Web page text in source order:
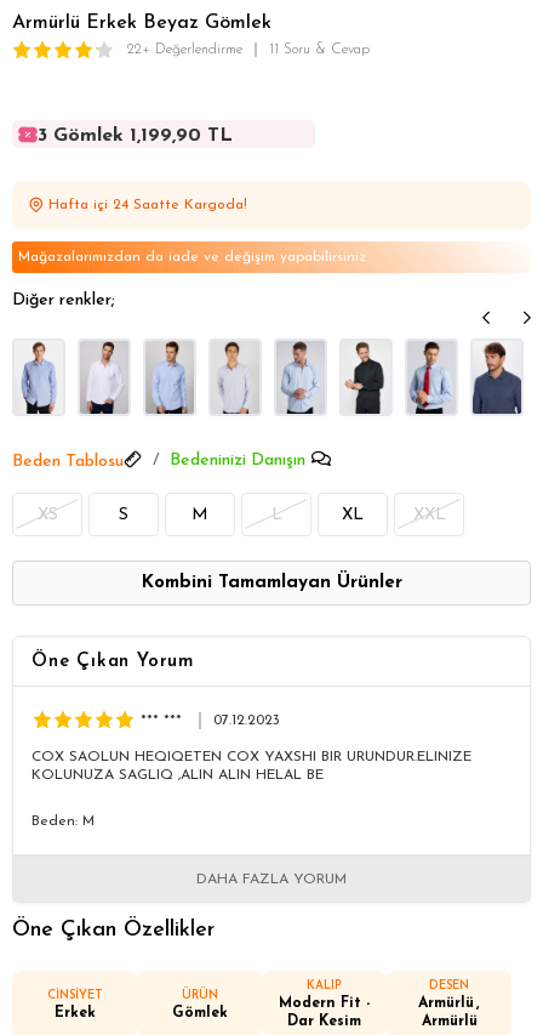
Armürlü Erkek Beyaz Gömlek
22+ Değerlendirme 11 Soru & Cevap
3 Gömlek 1,199,90 TL
3 Gömlek 1,199,90 TL
Hafta içi 24 Saatte Kargoda!
Mağazalarımızdan da iade ve değişim yapabilirsiniz
Diğer renkler;
Beden Tablosu Bedeninizi Danışın
XS S M L XL XXL
Kombini Tamamlayan Ürünler
Öne Çıkan Yorum
*** *** 07.12.2023
COX SAOLUN HEQIQETEN COX YAXSHI BIR URUNDUR.ELINIZE
KOLUNUZA SAGLIQ ,ALIN ALIN HELAL BE
Beden: M
DAHA FAZLA YORUM
Öne Çıkan Özellikler
CİNSİYET
Erkek
ÜRÜN
Gömlek
KALIP
Modern Fit -
Dar Kesim
DESEN
Armürlü
Armürlü